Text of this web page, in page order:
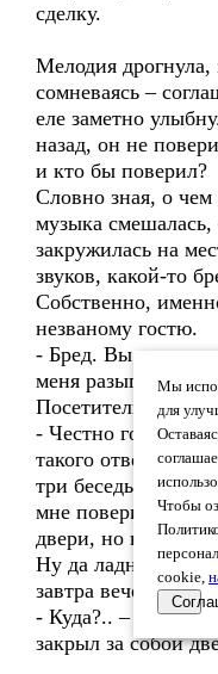
сделку.
Мелодия дрогнула,
сомневаясь –
еле заметно
назад, он не
и кто бы поверил?
Словно зная, о чем
музыка смешалась,
закружилась на
звуков, какой-то
Собственно,
незваному гостю.
- Бред. Вы или
меня разыграть…
Посетитель не
- Честно говоря,
такого ответа и
три беседы, и за
мне поверили с
двери, но вдруг
Ну да ладно. Вы
завтра вечерком
- Куда?.. –
закрыл за собой
Мы
для
Чтобы
cookie,